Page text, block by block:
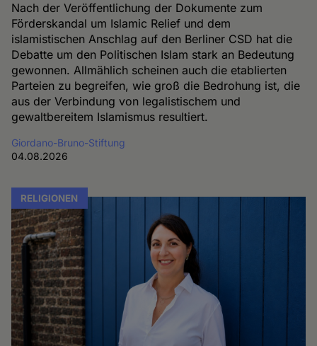
Nach der Veröffentlichung der Dokumente zum
Förderskandal um Islamic Relief und dem
islamistischen Anschlag auf den Berliner CSD hat die
Debatte um den Politischen Islam stark an Bedeutung
gewonnen. Allmählich scheinen auch die etablierten
Parteien zu begreifen, wie groß die Bedrohung ist, die
aus der Verbindung von legalistischem und
gewaltbereitem Islamismus resultiert.
Giordano-Bruno-Stiftung
04.08.2026
RELIGIONEN